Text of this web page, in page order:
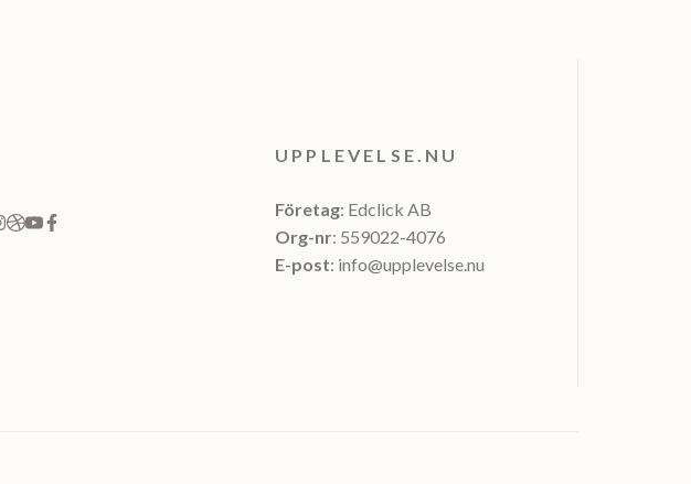
UPPLEVELSE.NU
Företag: Edclick AB
Org-nr: 559022-4076
E-post: info@upplevelse.nu